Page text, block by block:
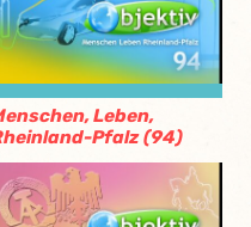
Leben,
Pfalz (94)